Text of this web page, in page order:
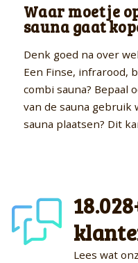
Waar moet je
sauna gaat
Denk goed na over
Een Finse, infrarood,
combi sauna? Bepaal
van de sauna gebruik
sauna plaatsen? Dit
Lees wat